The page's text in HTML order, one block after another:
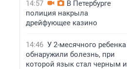
14:57
В Петербурге
полиция накрыла
дрейфующее казино
14:46 У 2-месячного ребенка
обнаружили болезнь, при
которой язык стал черным и